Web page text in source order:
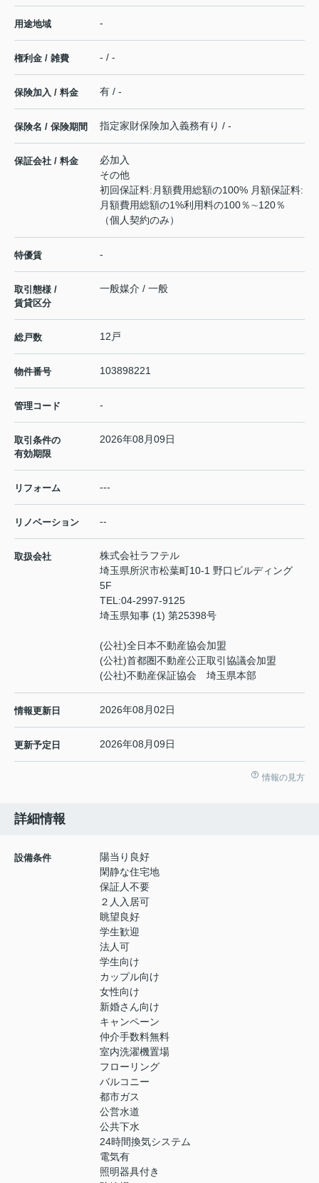
用途地域 -
権利金 / 雑費 - / -
保険加入 / 料金 有 / -
保険名 / 保険期間 指定家財保険加入義務有り / -
保証会社 / 料金
必加入
その他
初回保証料:月額費用総額の100% 月額保証料:
月額費用総額の1%利⽤料の100％∼120％
（個⼈契約のみ）
特優賃 -
取引態様 /
賃貸区分
一般媒介 / 一般
総戸数 12戸
物件番号 103898221
管理コード -
取引条件の
有効期限
2026年08月09日
リフォーム ---
リノベーション --
取扱会社
株式会社ラフテル
埼玉県所沢市松葉町10-1 野口ビルディング
5F
TEL:04-2997-9125
埼玉県知事 (1) 第25398号
(公社)全日本不動産協会加盟
(公社)首都圏不動産公正取引協議会加盟
(公社)不動産保証協会 埼玉県本部
情報更新日 2026年08月02日
更新予定日 2026年08月09日
情報の見方
詳細情報
設備条件
陽当り良好
閑静な住宅地
保証人不要
２人入居可
眺望良好
学生歓迎
法人可
学生向け
カップル向け
女性向け
新婚さん向け
キャンペーン
仲介手数料無料
室内洗濯機置場
フローリング
バルコニー
都市ガス
公営水道
公共下水
24時間換気システム
電気有
照明器具付き